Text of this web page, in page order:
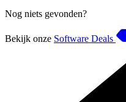
Nog niets gevonden?
Bekijk onze Software Deals